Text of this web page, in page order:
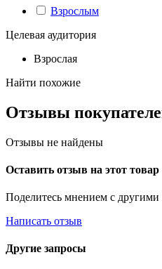
Взрослым
Целевая аудитория
Взрослая
Найти похожие
Отзывы
Отзывы не найдены
Оставить отзыв на этот товар
Поделитесь мнением с другими
Написать отзыв
Другие запросы